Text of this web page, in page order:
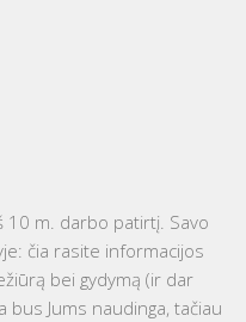
10 m. darbo patirtį. Savo
čia rasite informacijos
bei gydymą (ir dar
bus Jums naudinga, tačiau